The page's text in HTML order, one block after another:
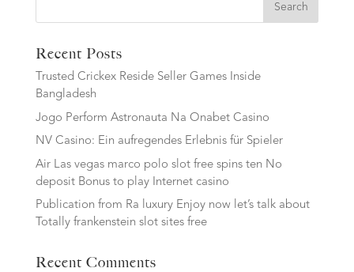
Search
Recent Posts
Trusted Crickex Reside Seller Games Inside
Bangladesh
Jogo Perform Astronauta Na Onabet Casino
NV Casino: Ein aufregendes Erlebnis für Spieler
Air Las vegas marco polo slot free spins ten No
deposit Bonus to play Internet casino
Publication from Ra luxury Enjoy now let’s talk about
Totally frankenstein slot sites free
Recent Comments